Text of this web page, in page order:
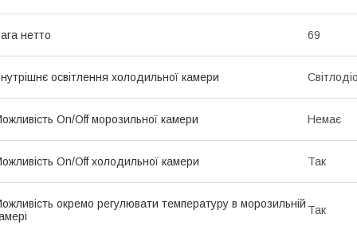
нетто 69
освітлення холодильної камери
On/Off морозильної камери Немає
On/Off холодильної камери Так
окремо регулювати температуру в морозильній Так